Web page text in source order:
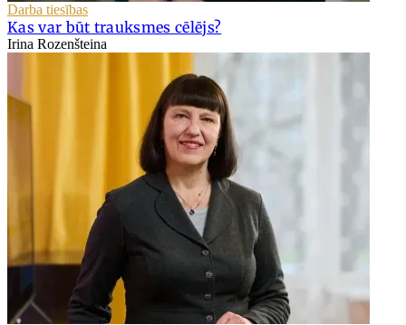
Darba tiesības
Kas var būt trauksmes cēlējs?
Irina Rozenšteina